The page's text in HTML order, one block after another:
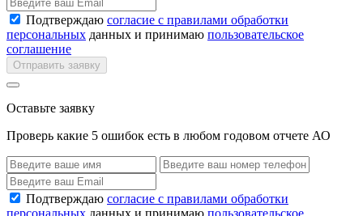
Подтверждаю согласие с правилами обработки
персональных данных и принимаю пользовательское
соглашение
Отправить заявку
Оставьте заявку
Проверь какие 5 ошибок есть в любом годовом отчете АО
Подтверждаю согласие с правилами обработки